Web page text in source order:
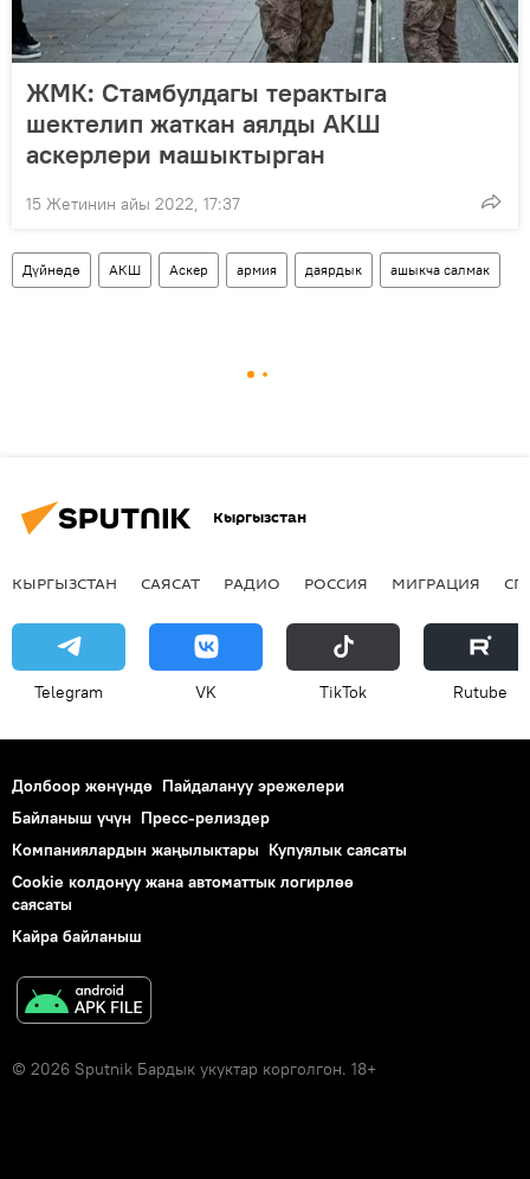
ЖМК: Стамбулдагы терактыга
шектелип жаткан аялды АКШ
аскерлери машыктырган
15 Жетинин айы 2022, 17:37
Дүйнөдө АКШ Аскер армия даярдык ашыкча салмак
Кыргызстан
КЫРГЫЗСТАН САЯСАТ РАДИО РОССИЯ МИГРАЦИЯ
Telegram VK ТikТоk Rutube
Долбоор жөнүндө Пайдалануу эрежелери
Байланыш үчүн Пресс-релиздер
Компаниялардын жаңылыктары Купуялык саясаты
Cookie колдонуу жана автоматтык логирлөө
саясаты
Кайра байланыш
© 2026 Sputnik Бардык укуктар корголгон. 18+